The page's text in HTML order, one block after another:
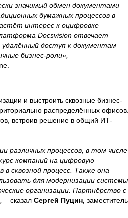
значимый обмен документами
бумажных процессов в
интерес к оцифровке
Docsvision отвечает
удалённый доступ к документам
бизнес-роли», –
и выстроить сквозные бизнес-
распределённых офисов.
встроив решение в общий ИТ-
различных процессов, в том числе
компаний на цифровую
сквозной процесс. Также она
для модернизации системы
организации. Партнёрство с
– сказал Сергей Пуцин, заместитель